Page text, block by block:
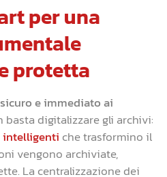
per una
protetta
e immediato ai
basta digitalizzare gli archivi:
che trasformino il
vengono archiviate,
La centralizzazione dei